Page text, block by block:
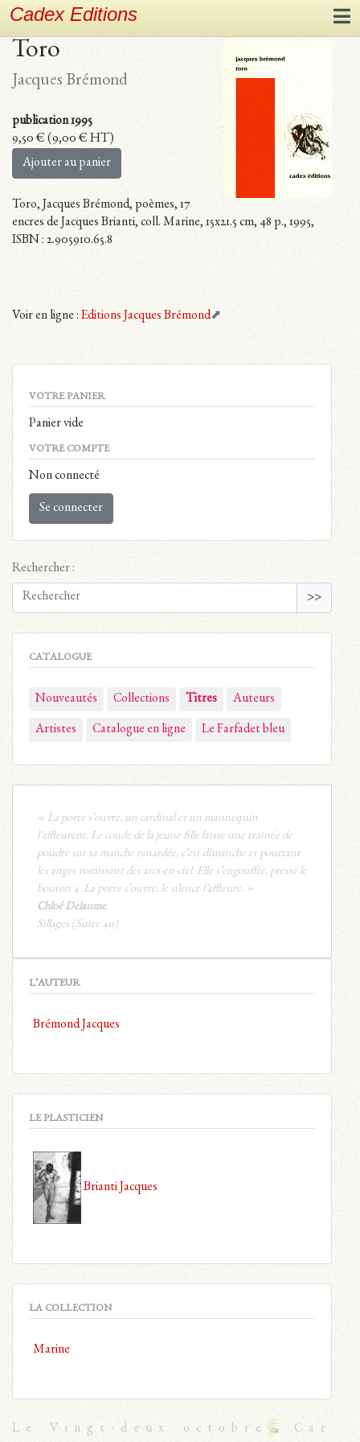
Cadex Editions
Toro
Jacques Brémond
publication 1995
9,50 €(9,00€ HT)
Ajouter au panier
Toro, Jacques Brémond, poèmes, 17
encres de Jacques Brianti, coll. Marine, 15x21.5 cm, 48 p., 1995,
ISBN : 2.905910.65.8
Voir en ligne : Editions Jacques Brémond
VOTRE PANIER
Panier vide
VOTRE COMPTE
Non connecté
Se connecter
Rechercher :
>>
CATALOGUE
Nouveautés Collections Titres Auteurs
Artistes Catalogue en ligne Le Farfadet bleu
« La porte s’ouvre, un cardinal et un mannequin
l’effleurent. Le coude de la jeune fille laisse une traînée de
poudre sur sa manche renardée, c’est dimanche et pourtant
les anges vomissent des arcs-en-ciel. Elle s’engouffre, presse le
bouton 4. La porte s’ouvre, le silence l’affleure. »
Chloé Delaume
Sillages (Suite 411)
L’AUTEUR
Brémond Jacques
LE PLASTICIEN
Brianti Jacques
LA COLLECTION
Marine
Le Vingt-deux octobre
Car